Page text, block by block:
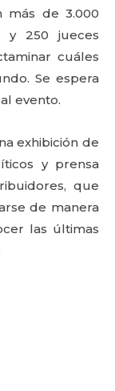
más de 3.000
y 250 jueces
cuáles
Se espera
evento.
exhibición de
y prensa
que
de manera
las últimas